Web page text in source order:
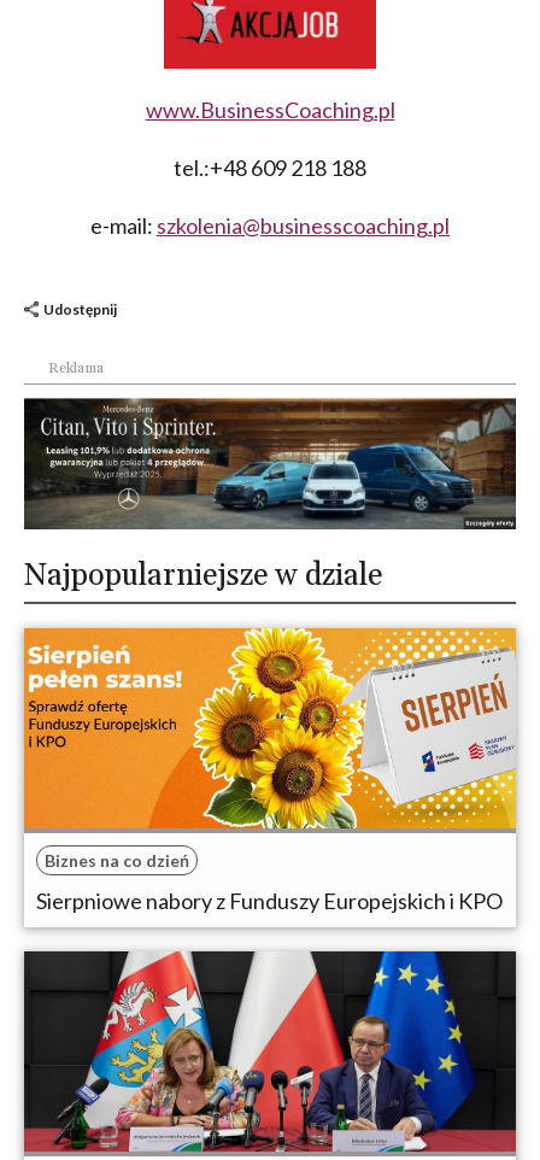
www.BusinessCoaching.pl
tel.:+48 609 218 188
e-mail: szkolenia@businesscoaching.pl
Udostępnij
Reklama
Najpopularniejsze w dziale
Biznes na co dzień
Sierpniowe nabory z Funduszy Europejskich i KPO